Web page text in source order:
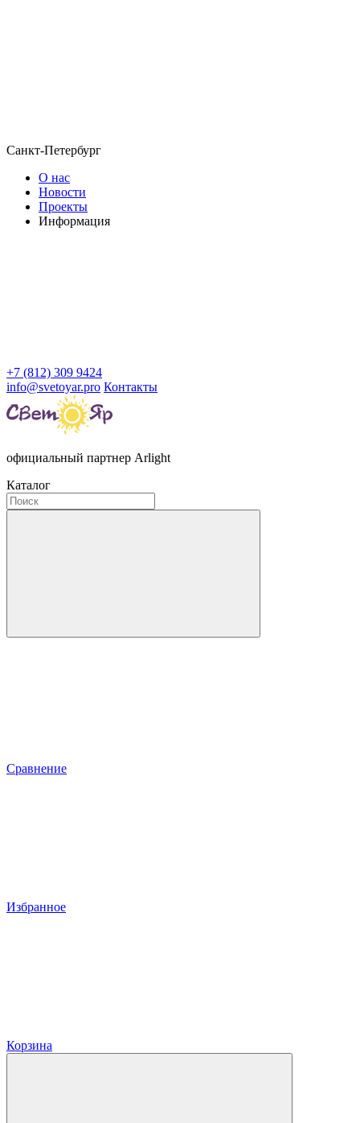
Санкт-Петербург
О нас
Новости
Проекты
Информация
+7 (812) 309 9424
info@svetoyar.pro Контакты
официальный партнер Arlight
Каталог
Сравнение
Избранное
Корзина